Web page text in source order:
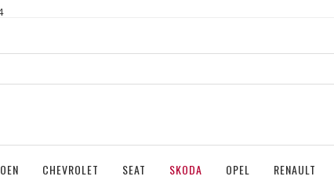
CHEVROLET SEAT SKODA OPEL RENAULT